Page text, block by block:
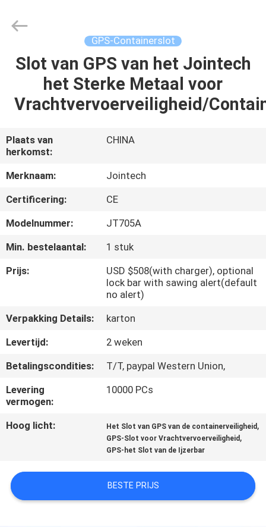
HUIS
PRODUCTEN
VR-
SHOW
ONGEVEER
ONS
FABRIEKSREIS
KWALITEITSCONTROLE
ONS
VERZOEK
OM EEN
CITAAT
SITEMAP
PRIVACY
Technology
Reserved.
GPS-Containerslot
Slot van GPS van het Jointech
het Sterke Metaal voor
Vrachtvervoerveiligheid/
Plaats van
herkomst:
CHINA
Merknaam:
Jointech
Certificering:
CE
Modelnummer:
JT705A
Min. bestelaantal:
1 stuk
Prijs:
USD $508(with charger), optional
lock bar with sawing alert(default
no alert)
Verpakking Details:
karton
Levertijd:
2 weken
Betalingscondities:
T/T, paypal Western Union,
Levering
vermogen:
10000 PCs
Hoog licht: Het Slot van GPS van de containerveiligheid ,
GPS-Slot voor Vrachtvervoerveiligheid ,
GPS-het Slot van de Ijzerbar
BESTE PRIJS